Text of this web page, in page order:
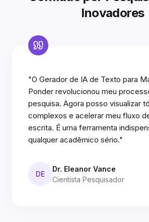
Inovadores
"O Gerador de IA de Texto para
Ponder revolucionou meu
pesquisa. Agora posso visualizar
complexos e acelerar meu fluxo
escrita. É uma ferramenta
qualquer acadêmico sério."
DE
Dr. Eleanor Vance
Cientista Pesquisador